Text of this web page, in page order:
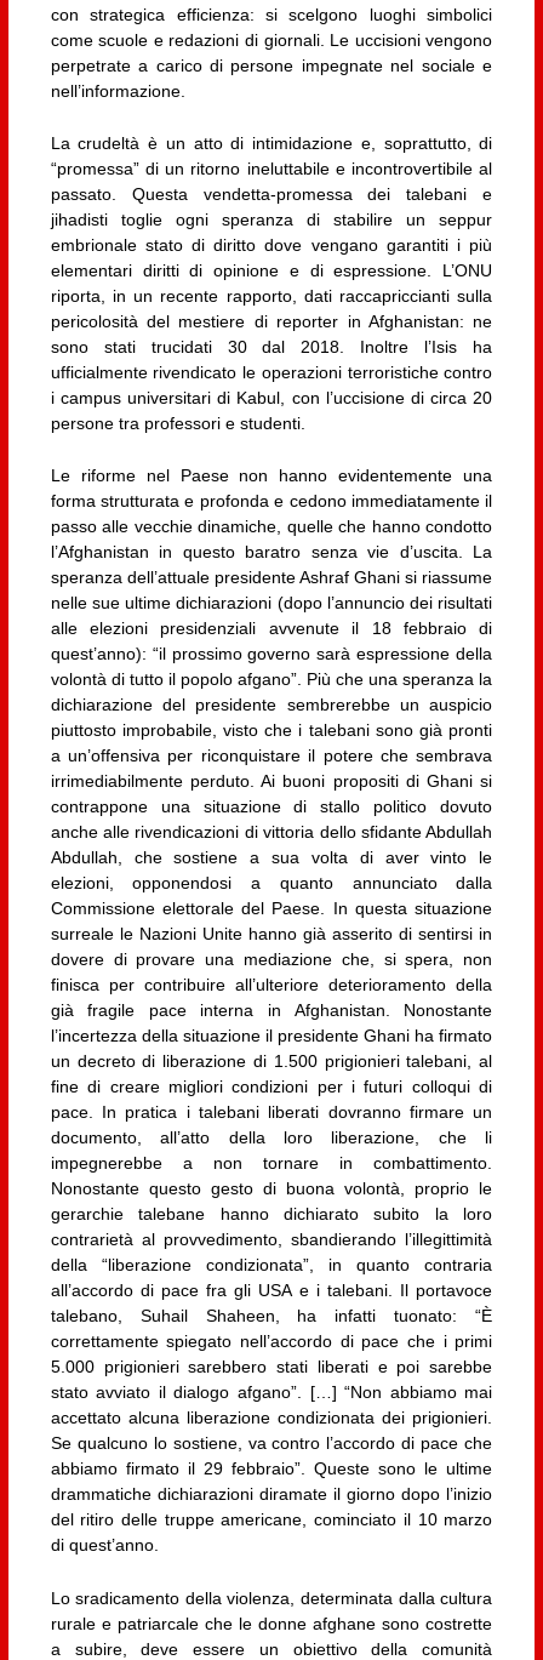
con strategica efficienza: si scelgono luoghi simbolici
come scuole e redazioni di giornali. Le uccisioni vengono
perpetrate a carico di persone impegnate nel sociale e
nell’informazione.
La crudeltà è un atto di intimidazione e, soprattutto, di
“promessa” di un ritorno ineluttabile e incontrovertibile al
passato. Questa vendetta-promessa dei talebani e
jihadisti toglie ogni speranza di stabilire un seppur
embrionale stato di diritto dove vengano garantiti i più
elementari diritti di opinione e di espressione. L’ONU
riporta, in un recente rapporto, dati raccapriccianti sulla
pericolosità del mestiere di reporter in Afghanistan: ne
sono stati trucidati 30 dal 2018. Inoltre l’Isis ha
ufficialmente rivendicato le operazioni terroristiche contro
i campus universitari di Kabul, con l’uccisione di circa 20
persone tra professori e studenti.
Le riforme nel Paese non hanno evidentemente una
forma strutturata e profonda e cedono immediatamente il
passo alle vecchie dinamiche, quelle che hanno condotto
l’Afghanistan in questo baratro senza vie d’uscita. La
speranza dell’attuale presidente Ashraf Ghani si riassume
nelle sue ultime dichiarazioni (dopo l’annuncio dei risultati
alle elezioni presidenziali avvenute il 18 febbraio di
quest’anno): “il prossimo governo sarà espressione della
volontà di tutto il popolo afgano”. Più che una speranza la
dichiarazione del presidente sembrerebbe un auspicio
piuttosto improbabile, visto che i talebani sono già pronti
a un’offensiva per riconquistare il potere che sembrava
irrimediabilmente perduto. Ai buoni propositi di Ghani si
contrappone una situazione di stallo politico dovuto
anche alle rivendicazioni di vittoria dello sfidante Abdullah
Abdullah, che sostiene a sua volta di aver vinto le
elezioni, opponendosi a quanto annunciato dalla
Commissione elettorale del Paese. In questa situazione
surreale le Nazioni Unite hanno già asserito di sentirsi in
dovere di provare una mediazione che, si spera, non
finisca per contribuire all’ulteriore deterioramento della
già fragile pace interna in Afghanistan. Nonostante
l’incertezza della situazione il presidente Ghani ha firmato
un decreto di liberazione di 1.500 prigionieri talebani, al
fine di creare migliori condizioni per i futuri colloqui di
pace. In pratica i talebani liberati dovranno firmare un
documento, all’atto della loro liberazione, che li
impegnerebbe a non tornare in combattimento.
Nonostante questo gesto di buona volontà, proprio le
gerarchie talebane hanno dichiarato subito la loro
contrarietà al provvedimento, sbandierando l’illegittimità
della “liberazione condizionata”, in quanto contraria
all’accordo di pace fra gli USA e i talebani. Il portavoce
talebano, Suhail Shaheen, ha infatti tuonato: “È
correttamente spiegato nell’accordo di pace che i primi
5.000 prigionieri sarebbero stati liberati e poi sarebbe
stato avviato il dialogo afgano”. […] “Non abbiamo mai
accettato alcuna liberazione condizionata dei prigionieri.
Se qualcuno lo sostiene, va contro l’accordo di pace che
abbiamo firmato il 29 febbraio”. Queste sono le ultime
drammatiche dichiarazioni diramate il giorno dopo l’inizio
del ritiro delle truppe americane, cominciato il 10 marzo
di quest’anno.
Lo sradicamento della violenza, determinata dalla cultura
rurale e patriarcale che le donne afghane sono costrette
a subire, deve essere un obiettivo della comunità